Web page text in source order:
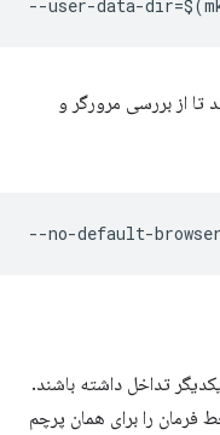
تا از بررسی مرورگر و
تداخل داشته باشند.
فرمان را برای همان پرچم